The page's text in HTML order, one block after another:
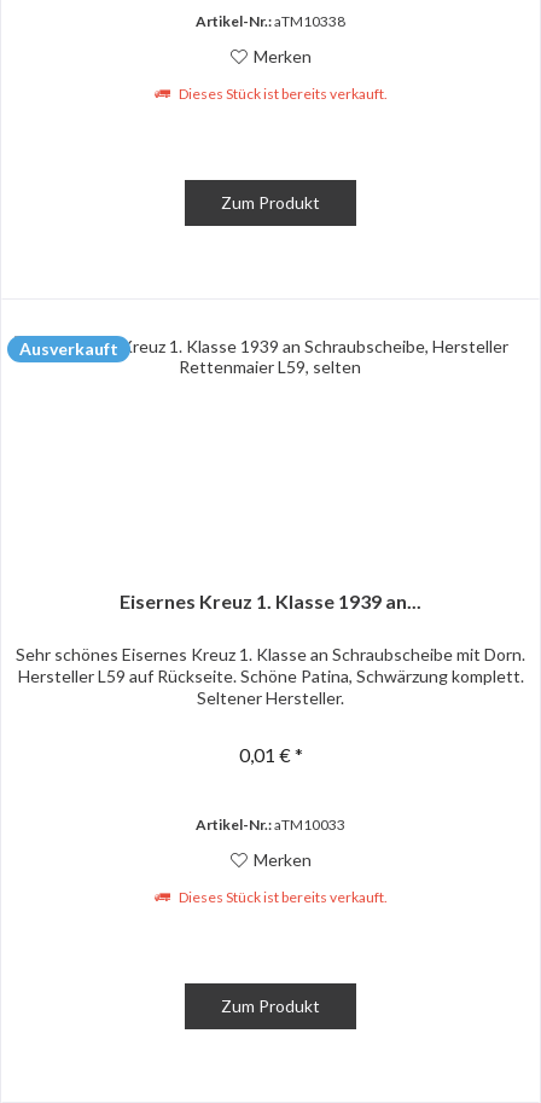
Artikel-Nr.:aTM10338
Merken
Dieses Stück ist bereits verkauft.
Zum Produkt
Ausverkauft
Eisernes Kreuz 1. Klasse 1939 an...
Sehr schönes Eisernes Kreuz 1. Klasse an Schraubscheibe mit Dorn.
Hersteller L59 auf Rückseite. Schöne Patina, Schwärzung komplett.
Seltener Hersteller.
0,01 € *
Artikel-Nr.:aTM10033
Merken
Dieses Stück ist bereits verkauft.
Zum Produkt